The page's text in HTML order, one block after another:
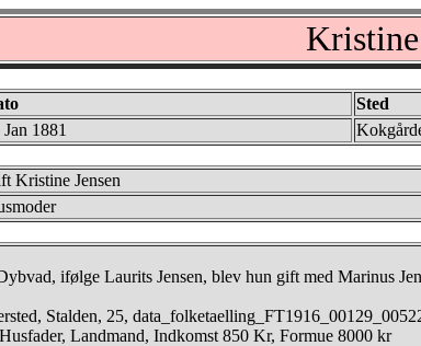
Sted
1881
Kristine Jensen
ifølge Laurits Jensen, blev hun gift med Marinus
Stalden, 25,
Landmand, Indkomst 850 Kr, Formue 8000 kr